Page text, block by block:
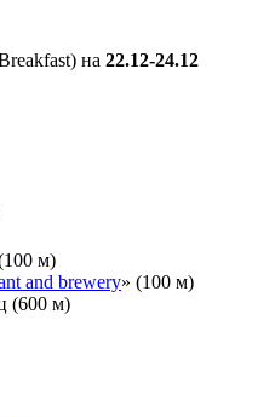
на 22.12-24.12
м)
and brewery» (100 м)
(600 м)